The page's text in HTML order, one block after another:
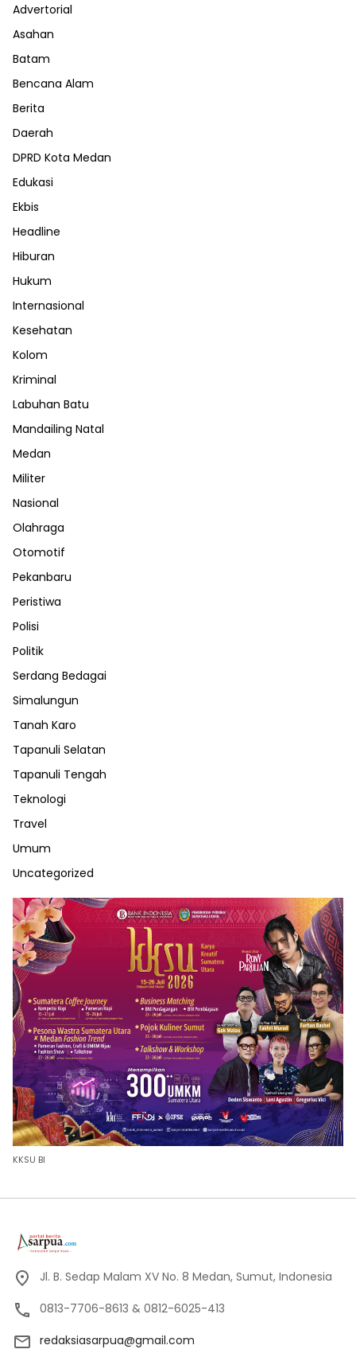
Advertorial
Asahan
Batam
Bencana Alam
Berita
Daerah
DPRD Kota Medan
Edukasi
Ekbis
Headline
Hiburan
Hukum
Internasional
Kesehatan
Kolom
Kriminal
Labuhan Batu
Mandailing Natal
Medan
Militer
Nasional
Olahraga
Otomotif
Pekanbaru
Peristiwa
Polisi
Politik
Serdang Bedagai
Simalungun
Tanah Karo
Tapanuli Selatan
Tapanuli Tengah
Teknologi
Travel
Umum
Uncategorized
KKSU BI
Jl. B. Sedap Malam XV No. 8 Medan, Sumut, Indonesia
0813-7706-8613 & 0812-6025-413
redaksiasarpua@gmail.com